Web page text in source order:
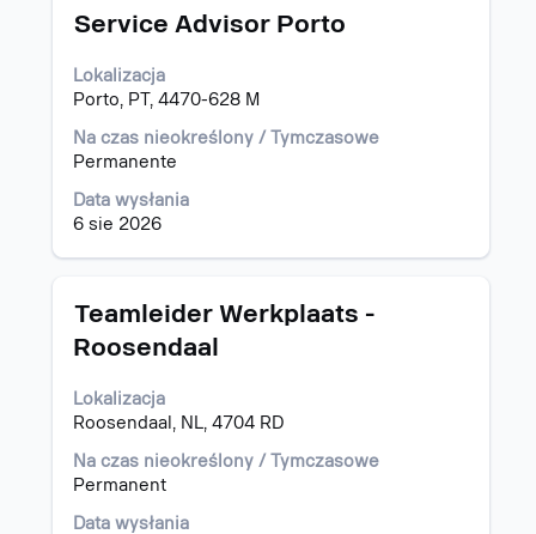
Tytuł
Service Advisor Porto
Lokalizacja
Porto, PT, 4470-628 M
Na czas nieokreślony / Tymczasowe
Permanente
Data wysłania
6 sie 2026
Zaznacz
pomocą
spacji,
wyświetlić
pełną
danych
oferty
pracy.
Tytuł
Teamleider Werkplaats -
Roosendaal
Lokalizacja
Roosendaal, NL, 4704 RD
Na czas nieokreślony / Tymczasowe
Permanent
Data wysłania
Zaznacz
pomocą
aby
wyświetlić
pełną
treść
oferty